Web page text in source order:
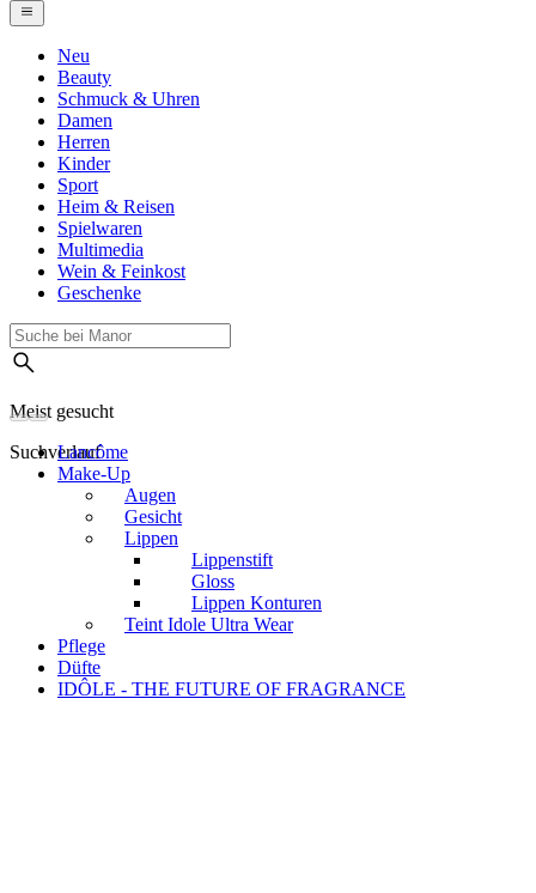
Neu
Beauty
Schmuck & Uhren
Damen
Herren
Kinder
Sport
Heim & Reisen
Spielwaren
Multimedia
Wein & Feinkost
Geschenke
Meist gesucht
Suchverlauf
Lancôme
Make-Up
Augen
Gesicht
Lippen
Lippenstift
Gloss
Lippen Konturen
Teint Idole Ultra Wear
Pflege
Düfte
IDÔLE - THE FUTURE OF FRAGRANCE